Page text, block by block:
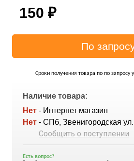
150 ₽
Сроки получения товара по по запросу
Наличие товара:
Нет - Интернет магазин
Нет - СПб, Звенигородская
Сообщить о поступлении
Есть вопрос?